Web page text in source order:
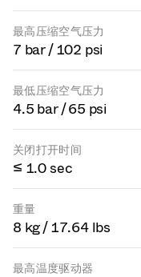
最高压缩空气压力
7 bar / 102 psi
最低压缩空气压力
4.5 bar / 65 psi
关闭打开时间
≤ 1.0 sec
重量
8 kg / 17.64 lbs
最高温度驱动器